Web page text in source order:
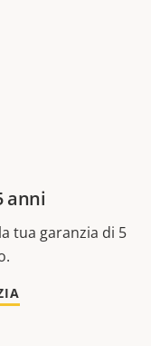
anni
tua garanzia di 5